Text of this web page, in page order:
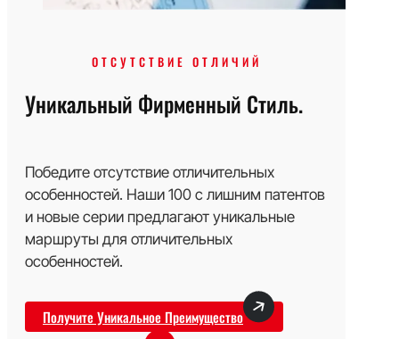
ОТСУТСТВИЕ ОТЛИЧИЙ
Уникальный Фирменный Стиль.
Победите отсутствие отличительных
особенностей. Наши 100 с лишним патентов
и новые серии предлагают уникальные
маршруты для отличительных
особенностей.
Получите Уникальное Преимущество